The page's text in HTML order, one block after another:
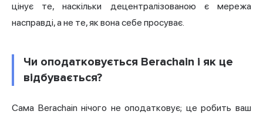
цінує те, наскільки децентралізованою є мережа
насправді, а не те, як вона себе просуває.
Чи оподатковується Berachain і як це
відбувається?
Сама Berachain нічого не оподатковує; це робить ваш